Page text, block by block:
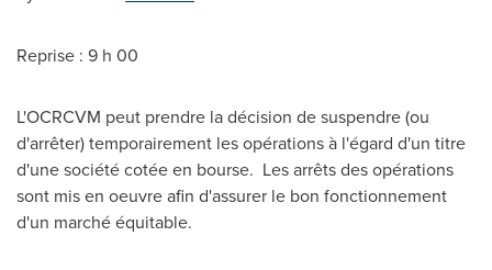
Reprise : 9 h 00
L'OCRCVM peut prendre la décision de suspendre (ou
d'arrêter) temporairement les opérations à l'égard d'un titre
d'une société cotée en bourse. Les arrêts des opérations
sont mis en oeuvre afin d'assurer le bon fonctionnement
d'un marché équitable.